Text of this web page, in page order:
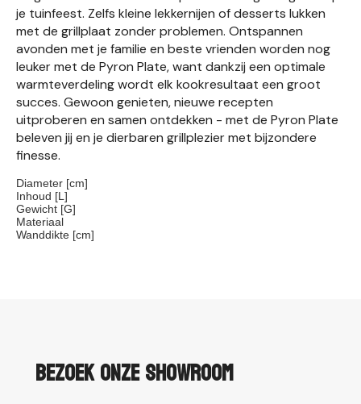
je tuinfeest. Zelfs kleine lekkernijen of desserts lukken
met de grillplaat zonder problemen. Ontspannen
avonden met je familie en beste vrienden worden nog
leuker met de Pyron Plate, want dankzij een optimale
warmteverdeling wordt elk kookresultaat een groot
succes. Gewoon genieten, nieuwe recepten
uitproberen en samen ontdekken - met de Pyron Plate
beleven jij en je dierbaren grillplezier met bijzondere
finesse.
Diameter [cm]
Inhoud [L]
Gewicht [G]
Materiaal
Wanddikte [cm]
Bezoek onze showroom